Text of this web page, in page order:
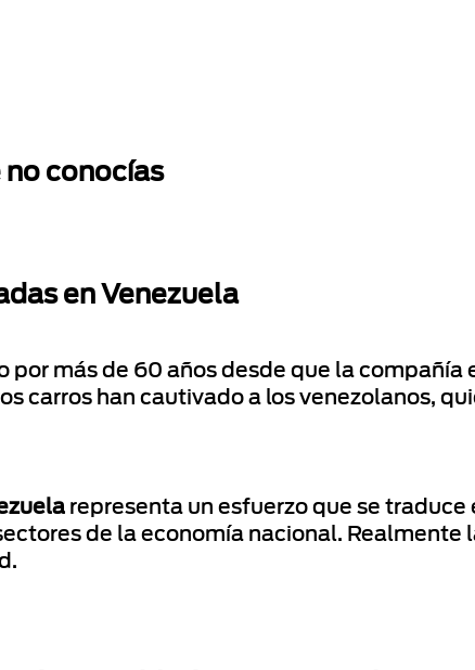
no conocías
en Venezuela
por más de 60 años desde que la compañía
carros han cautivado a los venezolanos,
representa un esfuerzo que se traduce
de la economía nacional. Realmente